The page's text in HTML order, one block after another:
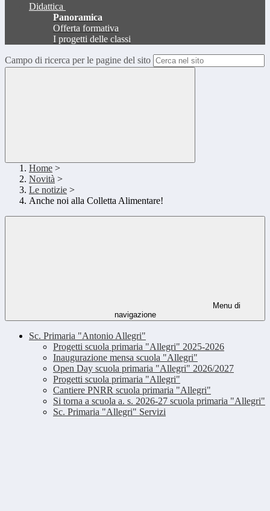
Didattica
Panoramica
Offerta formativa
I progetti delle classi
Campo di ricerca per le pagine del sito
Home >
Novità >
Le notizie >
Anche noi alla Colletta Alimentare!
Menu di
navigazione
Sc. Primaria "Antonio Allegri"
Progetti scuola primaria "Allegri" 2025-2026
Inaugurazione mensa scuola "Allegri"
Open Day scuola primaria "Allegri" 2026/2027
Progetti scuola primaria "Allegri"
Cantiere PNRR scuola primaria "Allegri"
Si torna a scuola a. s. 2026-27 scuola primaria "Allegri"
Sc. Primaria "Allegri" Servizi